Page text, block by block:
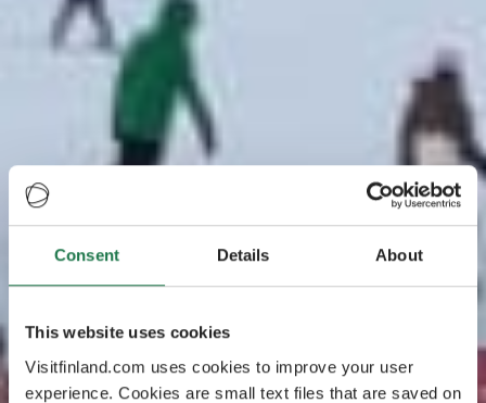
Consent Details About
This website uses cookies
Visitfinland.com uses cookies to improve your user
experience. Cookies are small text files that are saved on